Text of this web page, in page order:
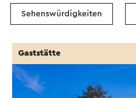
Sehenswürdigkeiten
Gaststätte